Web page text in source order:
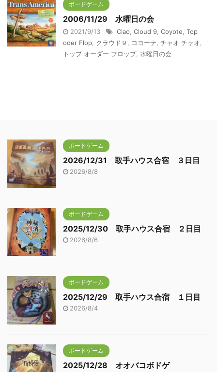
ボードゲーム
2006/11/29 水曜日の会
2021/9/13 Ciao Cloud 9 Coyote Top
oder Flop クラウド９ コヨーテ チャオ チャオ
トップ オーダー フロップ, 水曜日の会
ボードゲーム
2026/12/31 取手ハウス合宿 ３日目
2026/8/8
ボードゲーム
2025/12/30 取手ハウス合宿 ２日目
2026/8/6
ボードゲーム
2025/12/29 取手ハウス合宿 １日目
2026/8/4
ボードゲーム
2025/12/28 オオバコボドゲ